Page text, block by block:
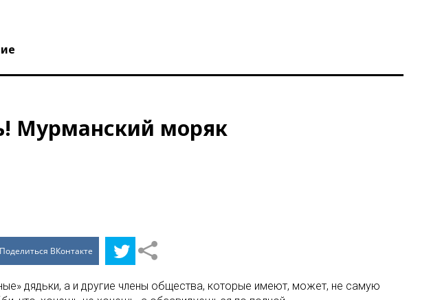
Мурманский моряк
Поделиться ВКонтакте
дядьки, а и другие члены общества, которые имеют, может, не самую